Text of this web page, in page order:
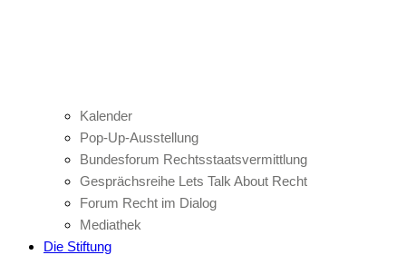
Kalender
Pop-Up-Ausstellung
Bundesforum Rechtsstaatsvermittlung
Gesprächsreihe Lets Talk About Recht
Forum Recht im Dialog
Mediathek
Die Stiftung